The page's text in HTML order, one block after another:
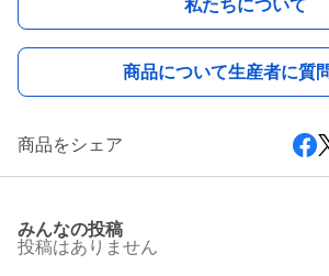
私たちについて
商品について生産者に質
商品をシェア
みんなの投稿
投稿はありません